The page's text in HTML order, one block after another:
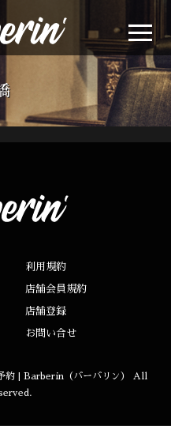
利用規約
店舗会員規約
店舗登録
お問い合せ
約 | Barberin（バーバリン）
All